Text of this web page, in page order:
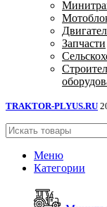
Запчасти
TRAKTOR-PLYUS.RU
Меню
Категории